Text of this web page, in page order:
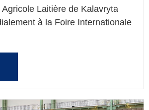
Laitière de Kalavryta
à la Foire Internationale